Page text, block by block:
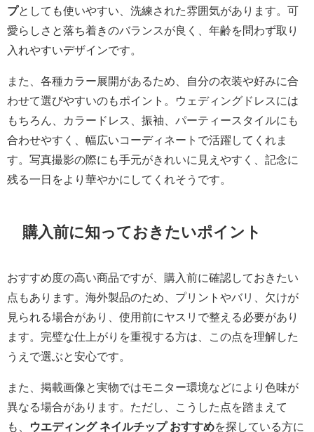
プとしても使いやすい、洗練された雰囲気があります。可
愛らしさと落ち着きのバランスが良く、年齢を問わず取り
入れやすいデザインです。
また、各種カラー展開があるため、自分の衣装や好みに合
わせて選びやすいのもポイント。ウェディングドレスには
もちろん、カラードレス、振袖、パーティースタイルにも
合わせやすく、幅広いコーディネートで活躍してくれま
す。写真撮影の際にも手元がきれいに見えやすく、記念に
残る一日をより華やかにしてくれそうです。
購入前に知っておきたいポイント
おすすめ度の高い商品ですが、購入前に確認しておきたい
点もあります。海外製品のため、プリントやバリ、欠けが
見られる場合があり、使用前にヤスリで整える必要があり
ます。完璧な仕上がりを重視する方は、この点を理解した
うえで選ぶと安心です。
また、掲載画像と実物ではモニター環境などにより色味が
異なる場合があります。ただし、こうした点を踏まえて
も、
ウエディング ネイルチップ おすすめを探している方に